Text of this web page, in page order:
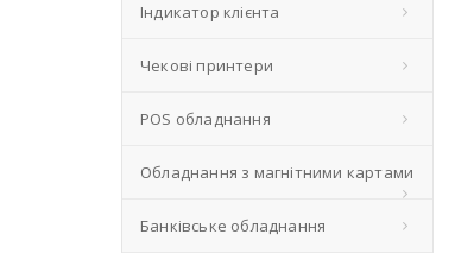
Індикатор клієнта
Чекові принтери
POS обладнання
Обладнання з магнітними картами
Банківське обладнання